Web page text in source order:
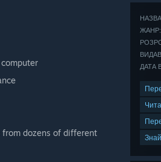
ЖАНР:
ДАТА
from dozens of different